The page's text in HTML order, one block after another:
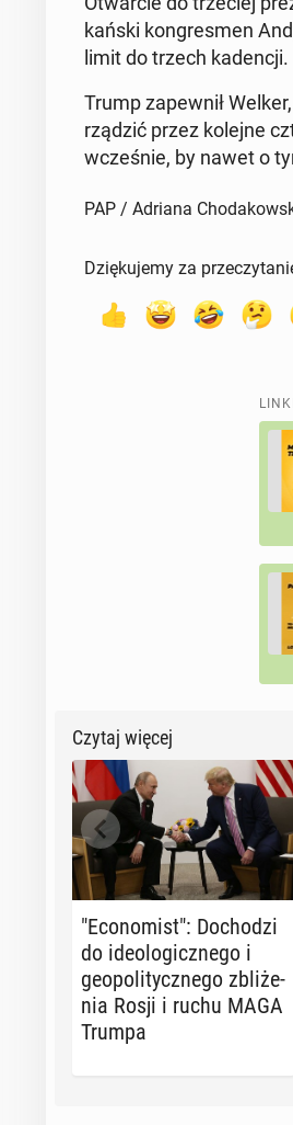
kań­ski kon­gres­men
limit do trzech ka­den­cji.
Trump za­pew­nił
rządzić przez kolejne
wcze­śnie, by nawet o
PAP / Adriana
Dziękujemy za
Czytaj więcej
"Eco­no­mist": Do­cho­dzi
do ide­olo­gicz­ne­go i
geo­po­li­tycz­ne­go zbli­że­
nia Rosji i ruchu MAGA
Trumpa